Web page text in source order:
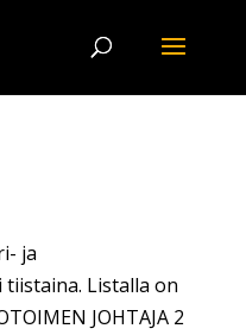
ja
Listalla on
JOHTAJA 2